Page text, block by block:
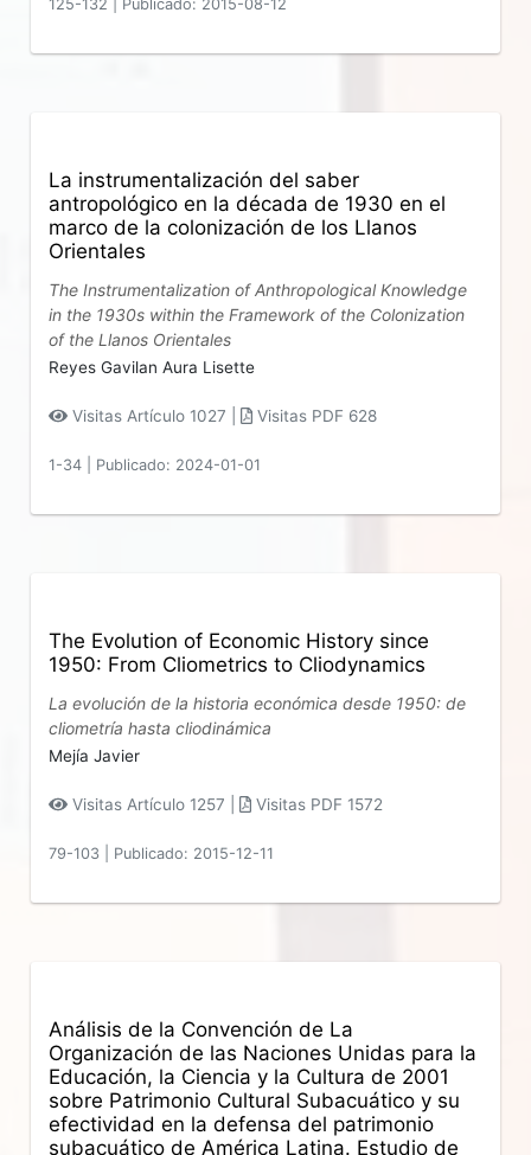
125-132 Publicado: 2015-08-12
La instrumentalización del saber
antropológico en la década de 1930 en el
marco de la colonización de los Llanos
Orientales
The Instrumentalization of Anthropological Knowledge
in the 1930s within the Framework of the Colonization
of the Llanos Orientales
Reyes Gavilan Aura Lisette
Visitas Artículo 1027 | Visitas PDF 628
1-34 Publicado: 2024-01-01
The Evolution of Economic History since
1950: From Cliometrics to Cliodynamics
La evolución de la historia económica desde 1950: de
cliometría hasta cliodinámica
Mejía Javier
Visitas Artículo 1257 | Visitas PDF 1572
79-103 Publicado: 2015-12-11
Análisis de la Convención de La
Organización de las Naciones Unidas para la
Educación, la Ciencia y la Cultura de 2001
sobre Patrimonio Cultural Subacuático y su
efectividad en la defensa del patrimonio
subacuático de América Latina. Estudio de